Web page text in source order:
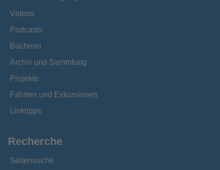
Videos
Podcasts
Bücherei
Archiv und Sammlung
Projekte
Fahrten und Exkursionen
Linktipps
Recherche
Seitensuche